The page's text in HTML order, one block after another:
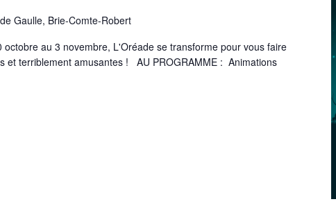
Gaulle, Brie-Comte-Robert
octobre au 3 novembre, L'Oréade se transforme pour vous faire
et terriblement amusantes ! AU PROGRAMME : Animations